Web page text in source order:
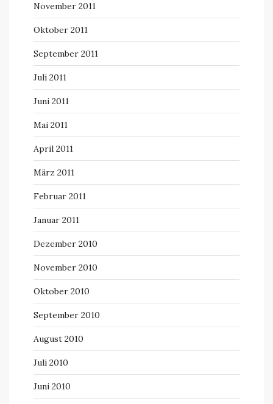
November 2011
Oktober 2011
September 2011
Juli 2011
Juni 2011
Mai 2011
April 2011
März 2011
Februar 2011
Januar 2011
Dezember 2010
November 2010
Oktober 2010
September 2010
August 2010
Juli 2010
Juni 2010